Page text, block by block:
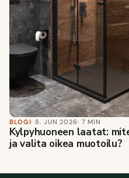
BLOGI· 8. JUN 2026· 7 MIN
Kylpyhuoneen laatat:
ja valita oikea muotoilu?